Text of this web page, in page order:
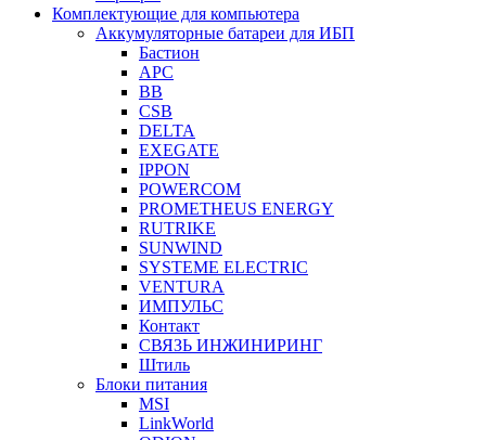
Комплектующие для компьютера
Аккумуляторные батареи для ИБП
Бастион
APC
BB
CSB
DELTA
EXEGATE
IPPON
POWERCOM
PROMETHEUS ENERGY
RUTRIKE
SUNWIND
SYSTEME ELECTRIC
VENTURA
ИМПУЛЬС
Контакт
СВЯЗЬ ИНЖИНИРИНГ
Штиль
Блоки питания
MSI
LinkWorld